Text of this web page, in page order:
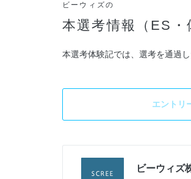
ビーウィズの
本選考情報（ES・
本選考体験記では、選考を通過
エントリ
ビーウィズ